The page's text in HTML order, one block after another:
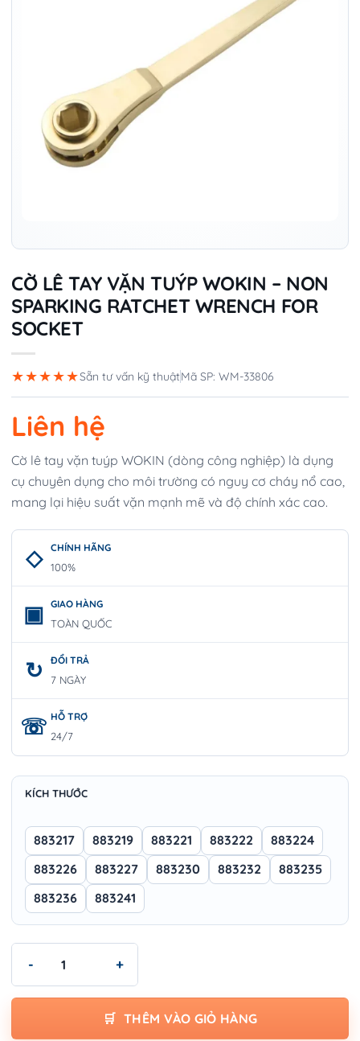
CỜ LÊ TAY VẶN TUÝP WOKIN – NON
SPARKING RATCHET WRENCH FOR
SOCKET
★★★★★Sẵn tư vấn kỹ thuậtMã SP: WM-33806
Liên hệ
Cờ lê tay vặn tuýp WOKIN (dòng công nghiệp) là dụng
cụ chuyên dụng cho môi trường có nguy cơ cháy nổ cao,
mang lại hiệu suất vặn mạnh mẽ và độ chính xác cao.
CHÍNH HÃNG
100%
GIAO HÀNG
TOÀN QUỐC
ĐỔI TRẢ
7 NGÀY
HỖ TRỢ
24/7
KÍCH THƯỚC
883217 883219 883221 883222
883224
883226
883227 883230 883232
883235
883236
883241
THÊM VÀO GIỎ HÀNG